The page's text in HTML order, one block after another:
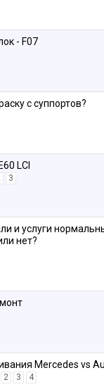
- F07
с суппортов?
LCI
3
и услуги
нет?
Mercedes vs
2 3 4